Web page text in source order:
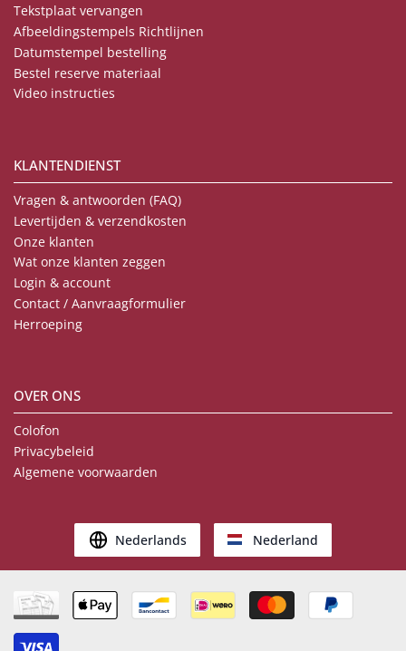
Tekstplaat vervangen
Afbeeldingstempels Richtlijnen
Datumstempel bestelling
Bestel reserve materiaal
Video instructies
KLANTENDIENST
Vragen & antwoorden (FAQ)
Levertijden & verzendkosten
Onze klanten
Wat onze klanten zeggen
Login & account
Contact / Aanvraagformulier
Herroeping
OVER ONS
Colofon
Privacybeleid
Algemene voorwaarden
Nederlands Nederland